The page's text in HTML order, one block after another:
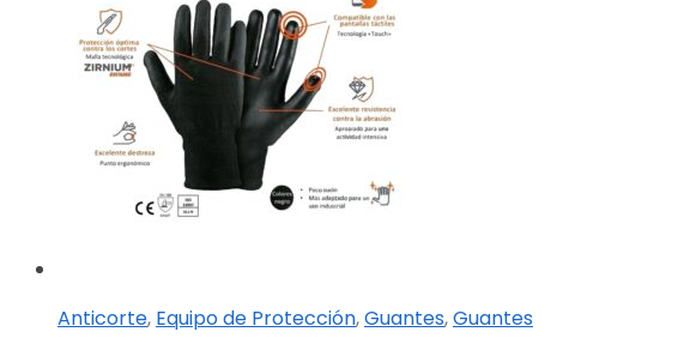
Anticorte, Equipo de Protección,Guantes,Guantes